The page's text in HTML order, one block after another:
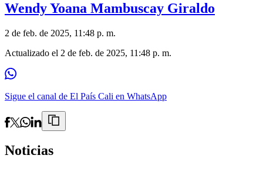
Wendy Yoana Mambuscay Giraldo
2 de feb. de 2025, 11:48 p. m.
Actualizado el 2 de feb. de 2025, 11:48 p. m.
Sigue el canal de El País Cali en WhatsApp
Noticias